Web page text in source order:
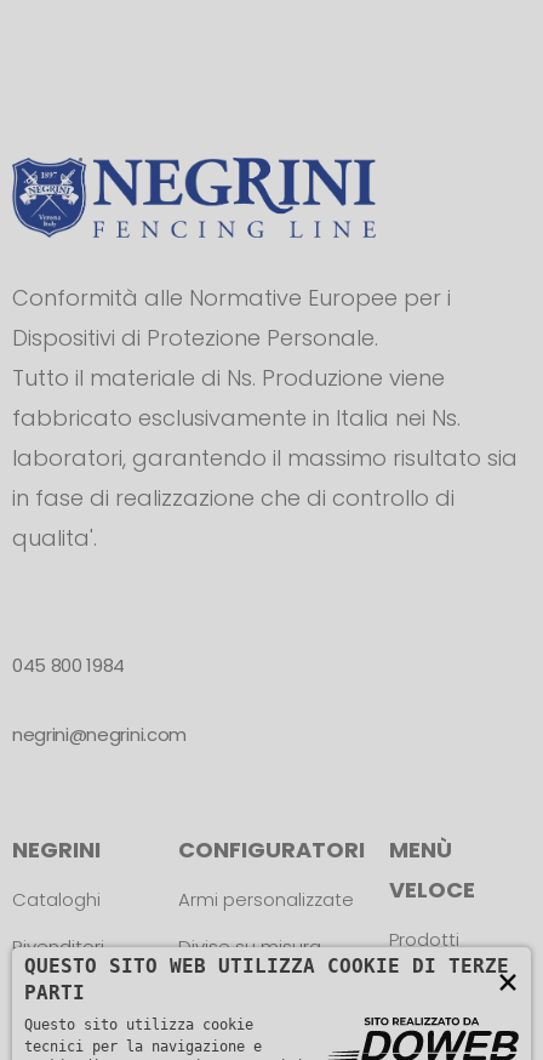
Conformità alle Normative Europee per i
Dispositivi di Protezione Personale.
Tutto il materiale di Ns. Produzione viene
fabbricato esclusivamente in Italia nei Ns.
laboratori, garantendo il massimo risultato sia
in fase di realizzazione che di controllo di
qualita'.
045 800 1984
negrini@negrini.com
NEGRINI
Cataloghi
Rivenditori
Atleti
Assistenza
CONFIGURATORI
Armi personalizzate
Divise su misura
MENÙ
VELOCE
Prodotti
Contatti
×
QUESTO SITO WEB UTILIZZA COOKIE DI TERZE
PARTI
Questo sito utilizza cookie
tecnici per la navigazione e